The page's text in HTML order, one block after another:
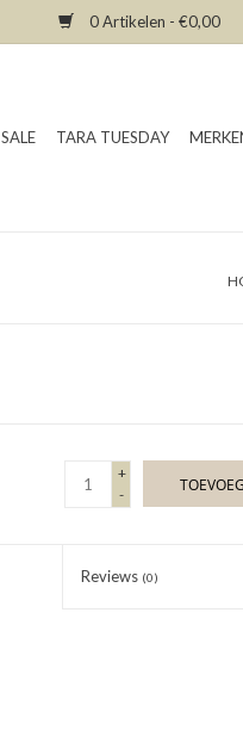
0 Artikelen - €0,00
SALE TARA TUESDAY
+
-
Reviews (0)